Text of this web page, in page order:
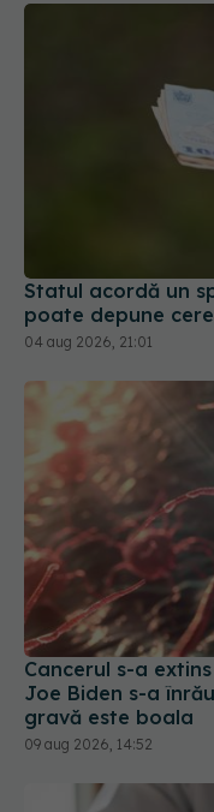
Statul acordă un
poate depune
04 aug 2026, 21:01
Cancerul s-a
Joe Biden s-a
gravă este boala
09 aug 2026, 14:52